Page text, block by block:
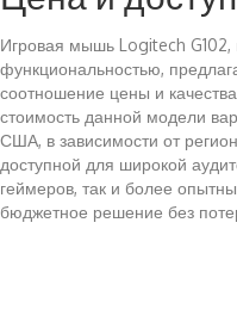
Игровая мышь Logitech G102,
функциональностью,
соотношение цены и
стоимость данной модели
США, в зависимости от
доступной для широкой
геймеров, так и более
бюджетное решение без